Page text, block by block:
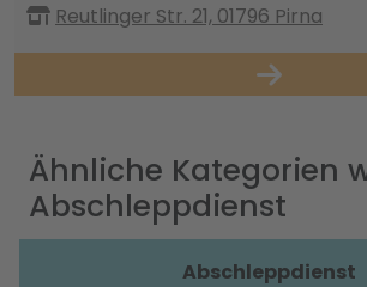
Reutlinger Str. 21, 01796 Pirna
Ähnliche Kategorien
Abschleppdienst
Abschleppdienst